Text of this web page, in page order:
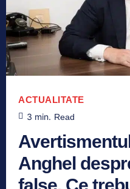
ACTUALITATE
3 min. Read
Anghel